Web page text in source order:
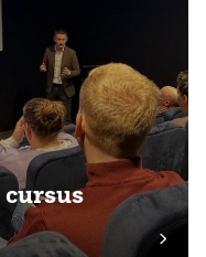
cursus